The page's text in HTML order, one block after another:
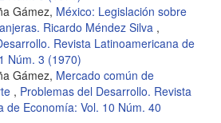
Gámez, México: Legislación sobre
Ricardo Méndez Silva ,
Revista Latinoamericana de
Núm. 3 (1970)
Gámez, Mercado común de
, Problemas del Desarrollo. Revista
de Economía: Vol. 10 Núm. 40